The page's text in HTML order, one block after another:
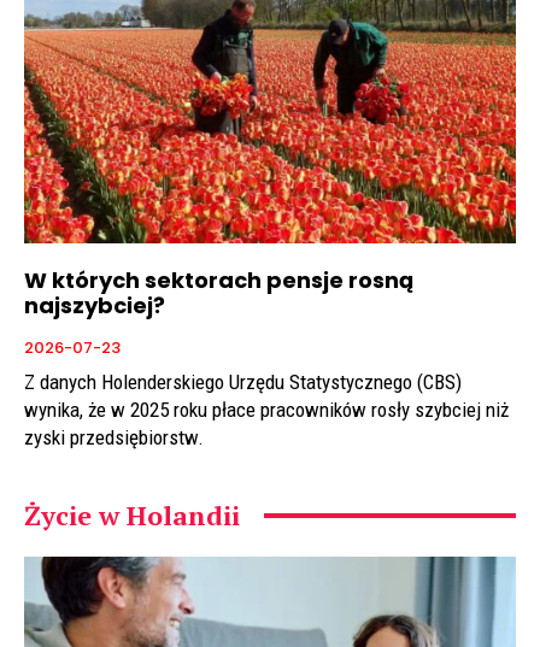
W których sektorach pensje rosną
najszybciej?
2026-07-23
Z danych Holenderskiego Urzędu Statystycznego (CBS)
wynika, że w 2025 roku płace pracowników rosły szybciej niż
zyski przedsiębiorstw.
Życie w Holandii